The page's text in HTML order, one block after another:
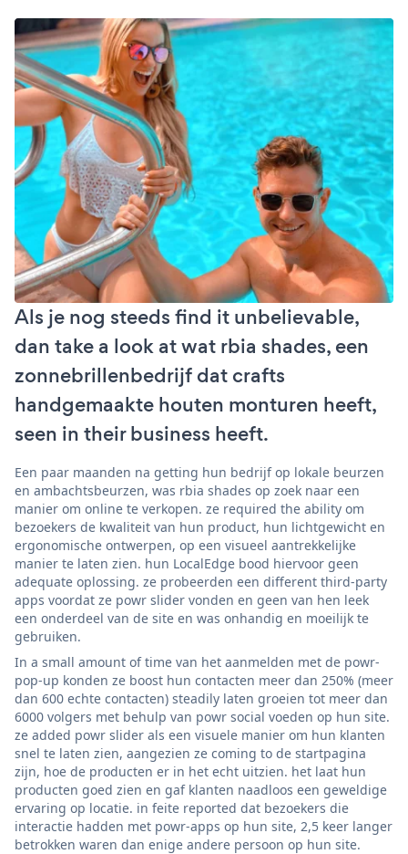
Als je nog steeds find it unbelievable,
dan take a look at wat rbia shades, een
zonnebrillenbedrijf dat crafts
handgemaakte houten monturen heeft,
seen in their business heeft.
Een paar maanden na getting hun bedrijf op lokale beurzen
en ambachtsbeurzen, was rbia shades op zoek naar een
manier om online te verkopen. ze required the ability om
bezoekers de kwaliteit van hun product, hun lichtgewicht en
ergonomische ontwerpen, op een visueel aantrekkelijke
manier te laten zien. hun LocalEdge bood hiervoor geen
adequate oplossing. ze probeerden een different third-party
apps voordat ze powr slider vonden en geen van hen leek
een onderdeel van de site en was onhandig en moeilijk te
gebruiken.
In a small amount of time van het aanmelden met de powr-
pop-up konden ze boost hun contacten meer dan 250% (meer
dan 600 echte contacten) steadily laten groeien tot meer dan
6000 volgers met behulp van powr social voeden op hun site.
ze added powr slider als een visuele manier om hun klanten
snel te laten zien, aangezien ze coming to de startpagina
zijn, hoe de producten er in het echt uitzien. het laat hun
producten goed zien en gaf klanten naadloos een geweldige
ervaring op locatie. in feite reported dat bezoekers die
interactie hadden met powr-apps op hun site, 2,5 keer langer
betrokken waren dan enige andere persoon op hun site.